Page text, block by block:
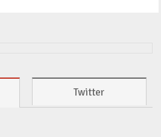
Twitter